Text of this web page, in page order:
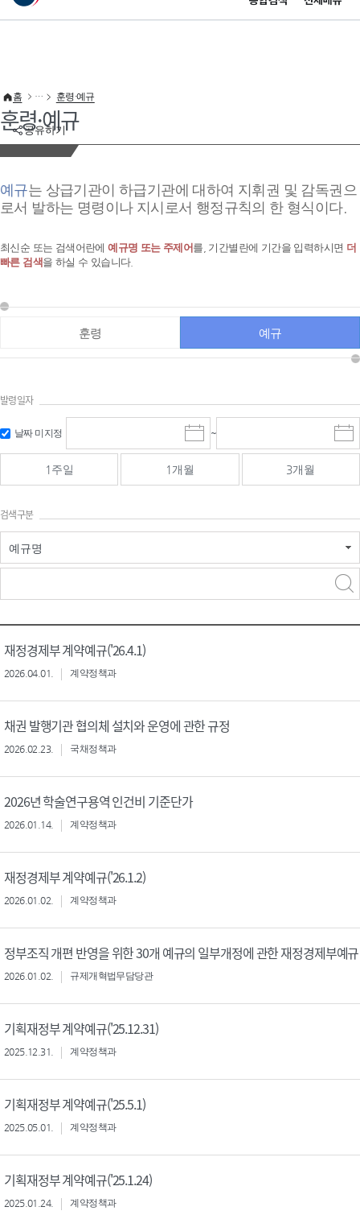
이 누리집은 대한민국 공식 전자정부 누리집입니다.
공유하기
홈 훈령·예규
훈령·예규
예규는 상급기관이 하급기관에 대하여 지휘권 및 감독권으
로서 발하는 명령이나 지시로서 행정규칙의 한 형식이다.
최신순 또는 검색어란에예규명 또는 주제어 를, 기간별란에 기간을 입력하시면 더
빠른 검색 을 하실 수 있습니다.
훈령 예규
발령일자
날짜 미지정
시
작
일
선
~
마
감
선
1주일 1개월 3개월
검색구분
예규명
재정경제부 계약예규('26.4.1)
2026.04.01. 계약정책과
채권 발행기관 협의체 설치와 운영에 관한 규정
2026.02.23. 국채정책과
2026년 학술연구용역 인건비 기준단가
2026.01.14. 계약정책과
재정경제부 계약예규('26.1.2)
2026.01.02. 계약정책과
정부조직 개편 반영을 위한 30개 예규의 일부개정에 관한 재정경제부예규
2026.01.02. 규제개혁법무담당관
기획재정부 계약예규('25.12.31)
2025.12.31. 계약정책과
기획재정부 계약예규('25.5.1)
2025.05.01. 계약정책과
기획재정부 계약예규('25.1.24)
2025.01.24. 계약정책과